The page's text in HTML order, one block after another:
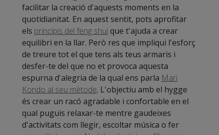
facilitar la creació d'aquests moments en la
quotidianitat. En aquest sentit, pots aprofitar
els principis del feng shuique t'ajuda a crear
equilibri en la llar. Però res que impliqui l'esforç
de treure tot el que tens als teus armaris i
desfer-te del que no et provoca aquesta
espurna d'alegria de la qual ens parla Mari
Kondo al seu mètode. L'objectiu amb el hygge
és crear un racó agradable i confortable en el
qual puguis relaxar-te mentre gaudeixes
d'activitats com llegir, escoltar música o fer